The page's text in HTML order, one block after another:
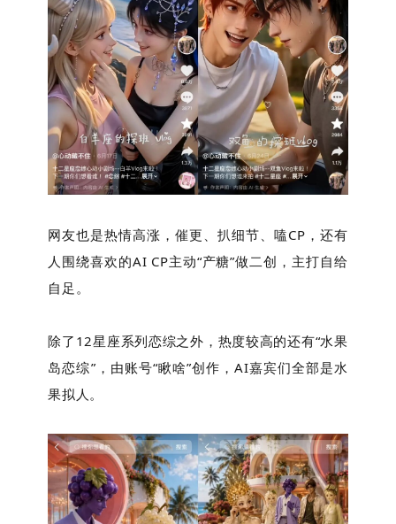
网友也是热情高涨，催更、扒细节、嗑CP，还有
人围绕喜欢的AI CP主动“产糖”做二创，主打自给
自足。
除了12星座系列恋综之外，热度较高的还有“水果
岛恋综”，由账号“瞅啥”创作，AI嘉宾们全部是水
果拟人。